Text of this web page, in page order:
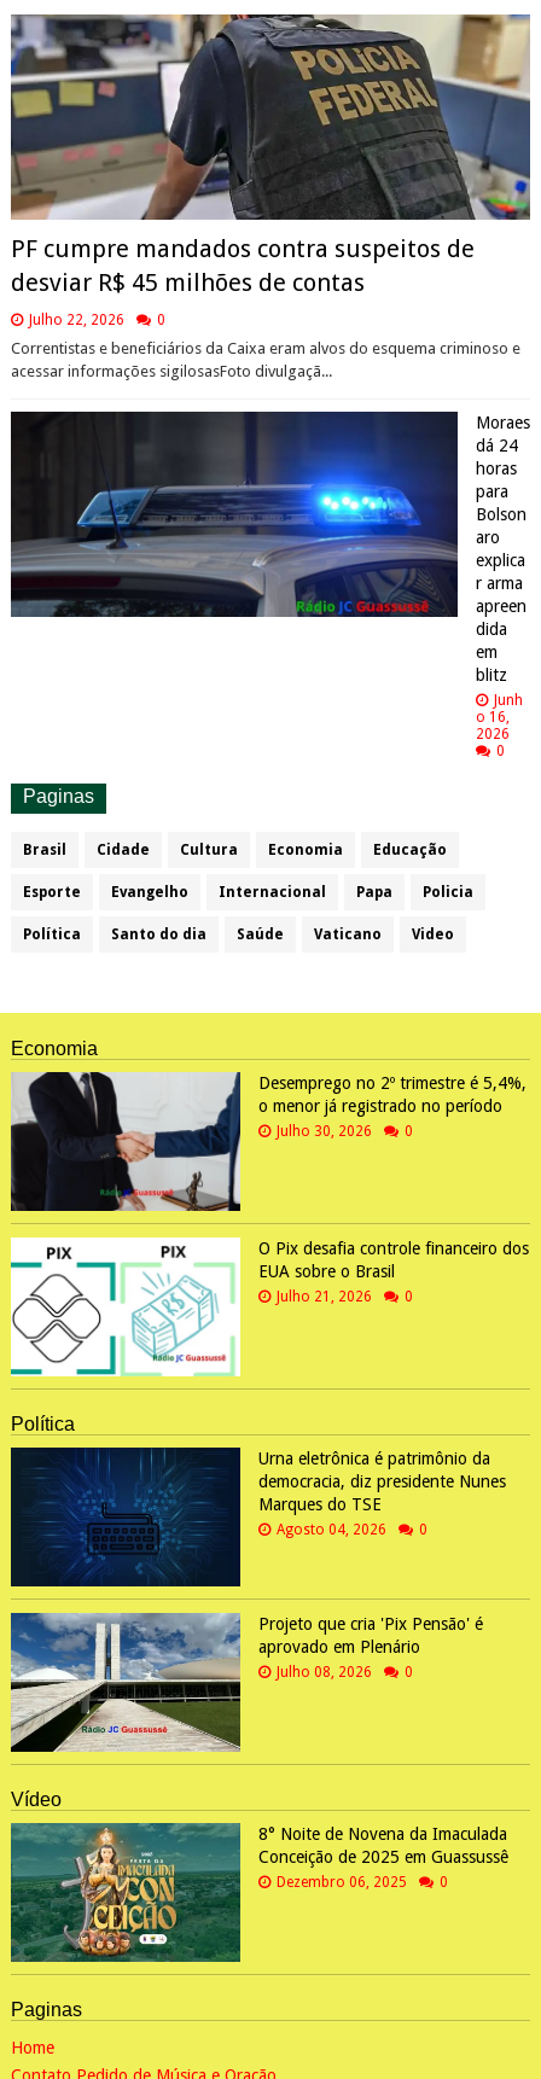
PF cumpre mandados contra suspeitos de
desviar R$ 45 milhões de contas
Julho 22, 2026 0
Correntistas e beneficiários da Caixa eram alvos do esquema criminoso e
acessar informações sigilosasFoto divulgaçã...
Moraes
dá 24
horas
para
Bolson
aro
explica
r arma
apreen
dida
em
blitz
Junh
o 16,
2026
0
Paginas
Brasil Cidade Cultura Economia Educação
Esporte Evangelho Internacional Papa Policia
Política Santo do dia Saúde Vaticano Video
Economia
Desemprego no 2º trimestre é 5,4%,
o menor já registrado no período
Julho 30, 2026 0
O Pix desafia controle financeiro dos
EUA sobre o Brasil
Julho 21, 2026 0
Política
Urna eletrônica é patrimônio da
democracia, diz presidente Nunes
Marques do TSE
Agosto 04, 2026 0
Projeto que cria 'Pix Pensão' é
aprovado em Plenário
Julho 08, 2026 0
Vídeo
8° Noite de Novena da Imaculada
Conceição de 2025 em Guassussê
Dezembro 06, 2025 0
Paginas
Home
Contato Pedido de Música e Oração